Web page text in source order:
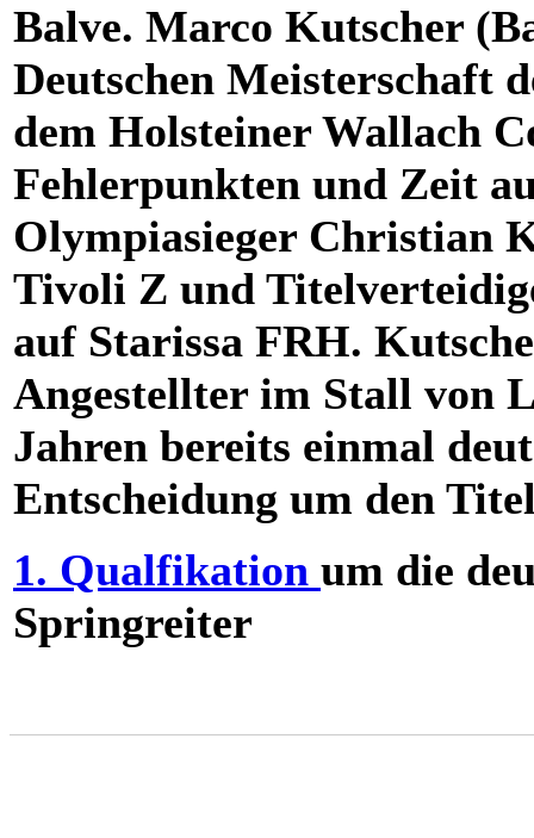
Balve. Marco Kutscher
Deutschen Meisterschaft
dem Holsteiner Wallach
Fehlerpunkten und Zeit
Olympiasieger Christian
Tivoli Z und
auf Starissa FRH.
Angestellter im Stall von
Jahren bereits einmal
Entscheidung um den
1. Qualfikation um die
Springreiter